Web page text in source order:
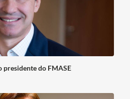
presidente do FMASE